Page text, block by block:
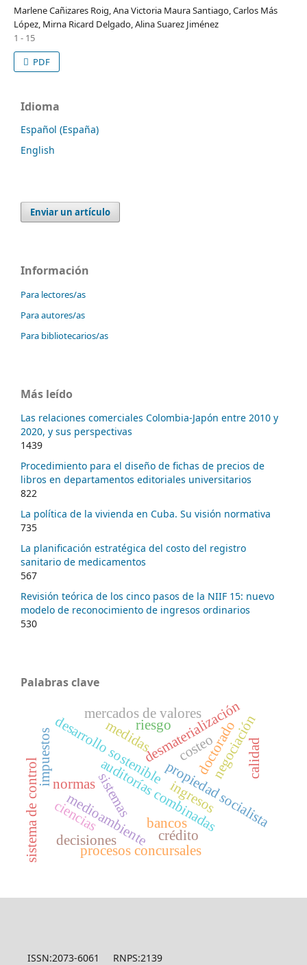
Marlene Cañizares Roig, Ana Victoria Maura Santiago, Carlos Más
López, Mirna Ricard Delgado, Alina Suarez Jiménez
1 - 15
PDF
Idioma
Español (España)
English
Enviar un artículo
Información
Para lectores/as
Para autores/as
Para bibliotecarios/as
Más leído
Las relaciones comerciales Colombia-Japón entre 2010 y
2020, y sus perspectivas
1439
Procedimiento para el diseño de fichas de precios de
libros en departamentos editoriales universitarios
822
La política de la vivienda en Cuba. Su visión normativa
735
La planificación estratégica del costo del registro
sanitario de medicamentos
567
Revisión teórica de los cinco pasos de la NIIF 15: nuevo
modelo de reconocimiento de ingresos ordinarios
530
Palabras clave
auditorías combinadas
sistemas
normas
bancos
desarrollo sostenible
medioambiente
procesos concursales
propiedad socialista
desmaterialización
mercados de valores negociación
calidad
ciencias
doctorado
impuestos
ingresos
medidas costeo
decisiones crédito
riesgo
sistema de control
ISSN:2073-6061 RNPS:2139